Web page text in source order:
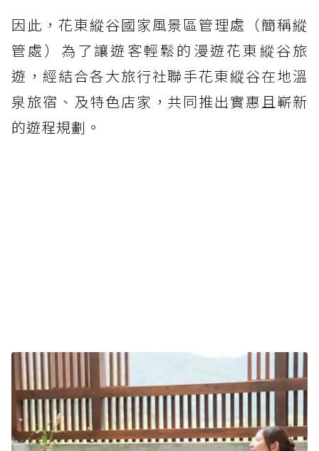
因此，花東縱谷國家風景區管理處（簡稱縱
管處）為了讓遊客輕鬆的漫遊花東縱谷旅
遊，經結合各大旅行社聯手花東縱谷在地溫
泉旅宿、及特色店家，共同推出實惠且嶄新
的遊程規劃。